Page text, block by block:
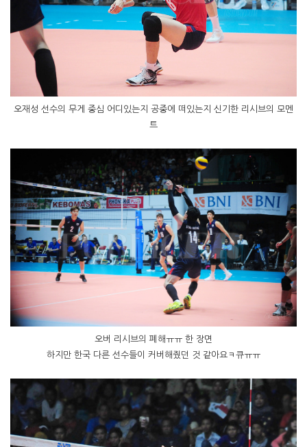
오재성 선수의 무게 중심 어디있는지 공중에 떠있는지 신기한 리시브의 모멘
트
오버 리시브의 폐해ㅠㅠ 한 장면
하지만 한국 다른 선수들이 커버해줬던 것 같아요ㅋ큐ㅠㅠ